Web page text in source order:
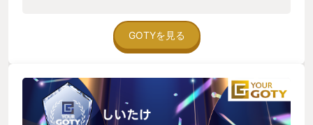
に慣れていないパートナーは2Ｐのバンダナワドルディをプレイ
してくれます。 あのころはずっとカービィでプレイしたかった
けど カービィを動かすのは楽しくも責任重大 自分がやられると
ィはワープしてしまいます。 こどものころならいざしらず、大
人の私は気を使いつつ進みます。 それでもたまにはわがまま
に、ワドルディをふりまわしながら進みます。 だけどボス戦で
GOTYを見る